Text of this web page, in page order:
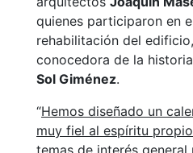
quienes participaron en
rehabilitación del
conocedora de la
Sol Giménez.
“Hemos diseñado un
muy fiel al espíritu
temas de interés general